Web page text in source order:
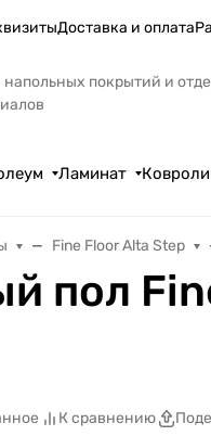
Доставка и оплата
напольных покрытий и
Ламинат
Fine Floor Alta Step
пол
К сравнению